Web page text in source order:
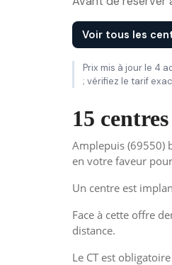
Voir tous les
Prix mis à jour le 4
; vérifiez le tarif
15
Amplepuis (69550)
en votre faveur
Un centre est
Face à cette offre
distance.
Le CT est